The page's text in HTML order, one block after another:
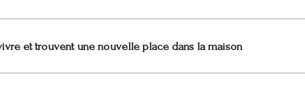
et trouvent une nouvelle place dans la maison